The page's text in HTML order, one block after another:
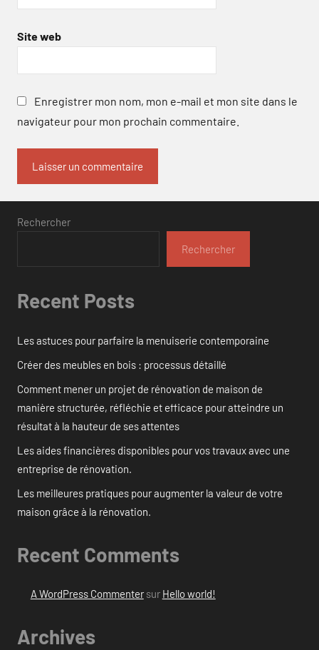
Site web
Enregistrer mon nom, mon e-mail et mon site dans le
navigateur pour mon prochain commentaire.
Rechercher
Rechercher
Recent Posts
Les astuces pour parfaire la menuiserie contemporaine
Créer des meubles en bois : processus détaillé
Comment mener un projet de rénovation de maison de
manière structurée, réfléchie et efficace pour atteindre un
résultat à la hauteur de ses attentes
Les aides financières disponibles pour vos travaux avec une
entreprise de rénovation.
Les meilleures pratiques pour augmenter la valeur de votre
maison grâce à la rénovation.
Recent Comments
A WordPress Commentersur Hello world!
Archives